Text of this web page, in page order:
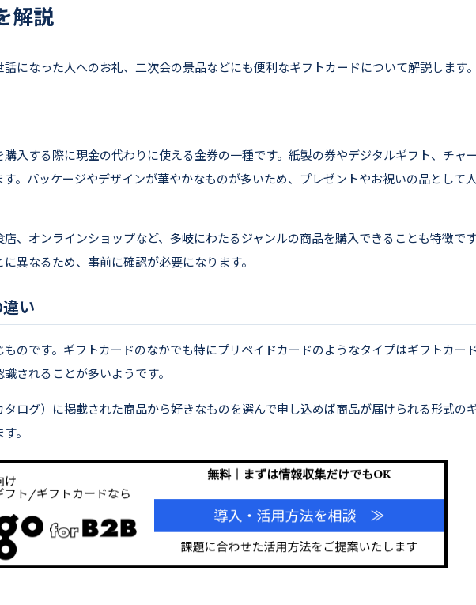
解説
になった人へのお礼、二次会の景品などにも便利なギフトカードについて解説します。
入する際に現金の代わりに使える金券の一種です。紙製の券やデジタルギフト、チャ
。パッケージやデザインが華やかなものが多いため、プレゼントやお祝いの品として
、オンラインショップなど、多岐にわたるジャンルの商品を購入できることも特徴で
異なるため、事前に確認が必要になります。
い
のです。ギフトカードのなかでも特にプリペイドカードのようなタイプはギフトカー
されることが多いようです。
ログ）に掲載された商品から好きなものを選んで申し込めば商品が届けられる形式の
。